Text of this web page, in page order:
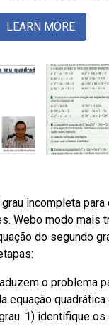
LEARN MORE
incompleta
modo mais
do segundo
o problema
1) identifique